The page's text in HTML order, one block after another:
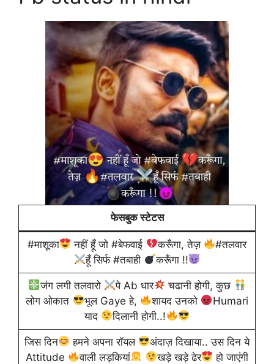
फेसबुक स्टेटस
#माशूका नहीं हूँ जो #बेफवाई करूँगा, तेज़
#तलवार
हूँ सिर्फ #तबाही
करूँगा !!
जंग लगी तलवारो पे Ab धार
चढानी होगी, कुछ
लोग ओकात
भूल Gaye हे, शायद उनको
Humari
याद
दिलानी होगी..!
जिस दिन हमने अपना रॉयल
अंदाज़ दिखाया.. उस दिन ये
Attitude
वाली लड़कियां खड़े खड़े ढेर हो जाएंगी